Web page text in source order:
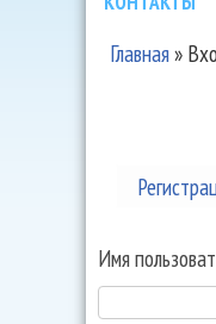
Вы
Главная»
Имя